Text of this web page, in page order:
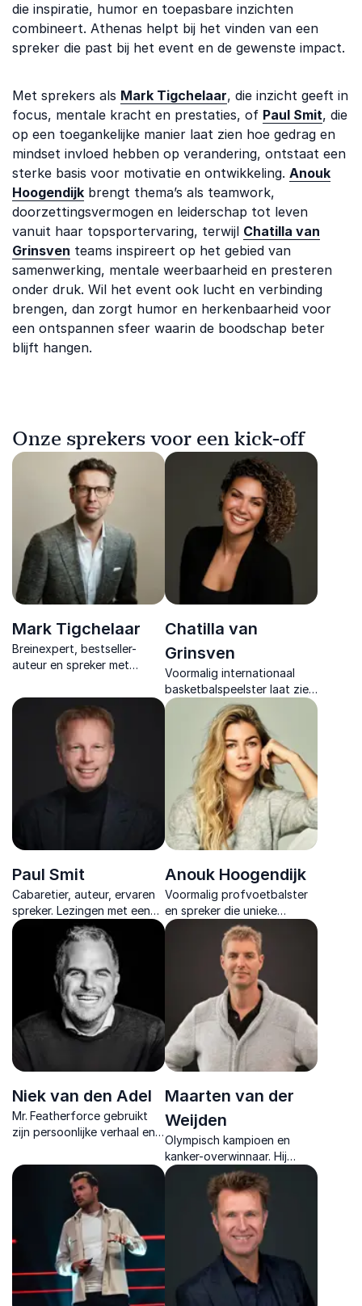
die inspiratie, humor en toepasbare inzichten
combineert. Athenas helpt bij het vinden van een
spreker die past bij het event en de gewenste impact.
Met sprekers als Mark Tigchelaar, die inzicht geeft in
focus, mentale kracht en prestaties, of Paul Smit, die
op een toegankelijke manier laat zien hoe gedrag en
mindset invloed hebben op verandering, ontstaat een
sterke basis voor motivatie en ontwikkeling. Anouk
Hoogendijk brengt thema’s als teamwork,
doorzettingsvermogen en leiderschap tot leven
vanuit haar topsportervaring, terwijl Chatilla van
Grinsven teams inspireert op het gebied van
samenwerking, mentale weerbaarheid en presteren
onder druk. Wil het event ook lucht en verbinding
brengen, dan zorgt humor en herkenbaarheid voor
een ontspannen sfeer waarin de boodschap beter
blijft hangen.
Onze sprekers voor een kick-off
Mark Tigchelaar
Breinexpert, bestseller-
auteur en spreker met
organisaties om focus te
hervinden en slimmer te
Chatilla van
Grinsven
Voormalig internationaal
basketbalspeelster laat zien
hoe je met mindset,
samenwerking en veerkracht
jouw talenten omzet in
echte superkrachten.
Paul Smit
Cabaretier, auteur, ervaren
spreker. Lezingen met een
unieke combinatie van
humor en inhoud over
effectieve
organisatieverandering.
Kickstart positieve
verandering.
Anouk Hoogendijk
Voormalig profvoetbalster
en spreker die unieke
inzichten biedt over
teamwork, leiderschap en
doorzettingsvermogen.
Niek van den Adel
Mr. Featherforce gebruikt
zijn persoonlijke verhaal en
om mensen en organisaties
te inspireren tot echte
Maarten van der
Weijden
Olympisch kampioen en
kanker-overwinnaar. Hij
inspireert met zijn verhaal
over veerkracht,
doorzettingsvermogen en
het bereiken van het
onmogelijke.